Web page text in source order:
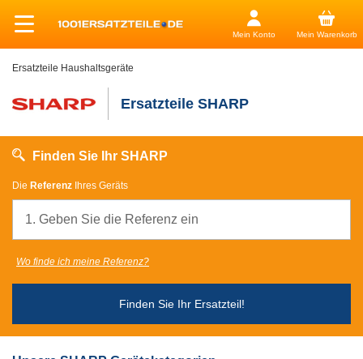
Mein Konto Mein Warenkorb
Ersatzteile Haushaltsgeräte
Ersatzteile SHARP
Finden Sie Ihr SHARP
Die Referenz Ihres Geräts
Finden Sie Ihr Ersatzteil!
Wo finde ich meine Referenz?